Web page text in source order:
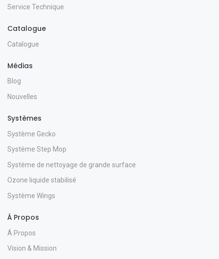
Service Technique
Catalogue
Catalogue
Médias
Blog
Nouvelles
Systèmes
Système Gecko
Système Step Mop
Système de nettoyage de grande surface
Ozone liquide stabilisé
Système Wings
Á Propos
Á Propos
Vision & Mission